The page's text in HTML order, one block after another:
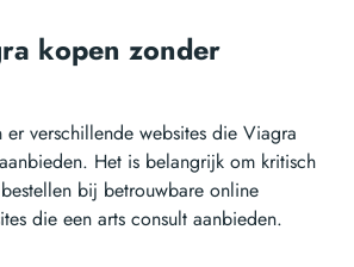
kopen zonder
verschillende websites die Viagra
Het is belangrijk om kritisch
bij betrouwbare online
die een arts consult aanbieden.